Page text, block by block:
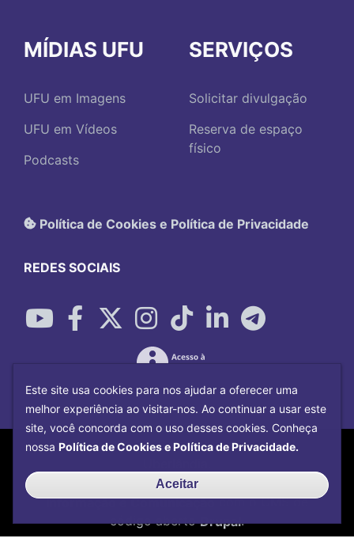
MÍDIAS UFU
UFU em Imagens
UFU em Vídeos
Podcasts
SERVIÇOS
Solicitar divulgação
Reserva de espaço
físico
Política de Cookies e Política de Privacidade
REDES SOCIAIS
Copyright©2026Universidade Federal
Desenvolvido porCentro de Tecnologia da
Informação e Comunicaçãocom o CMS de
código abertoDrupal.
Este site usa cookies para nos ajudar a oferecer uma
melhor experiência ao visitar-nos. Ao continuar a usar este
site, você concorda com o uso desses cookies. Conheça
nossa Política de Cookies e Política de Privacidade.
Aceitar